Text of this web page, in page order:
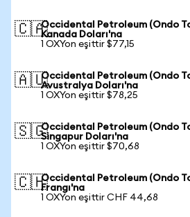
🇨🇦Occidental Petroleum (Ondo
Kanada Doları'na
1 OXYon eşittir $77,15
🇦🇺Occidental Petroleum (Ondo
Avustralya Doları'na
1 OXYon eşittir $78,25
🇸🇬Occidental Petroleum (Ondo
Singapur Doları'na
1 OXYon eşittir $70,68
🇨🇭Occidental Petroleum (Ondo
Frangı'na
1 OXYon eşittir CHF 44,68